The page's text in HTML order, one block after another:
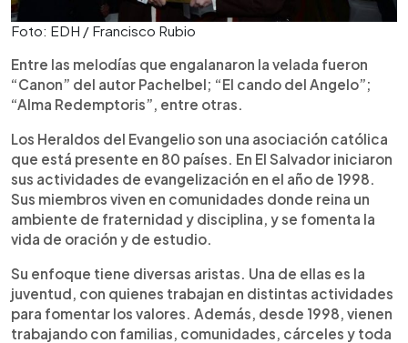
Foto: EDH / Francisco Rubio
Entre las melodías que engalanaron la velada fueron
“Canon” del autor Pachelbel; “El cando del Angelo”;
“Alma Redemptoris”, entre otras.
Los Heraldos del Evangelio son una asociación católica
que está presente en 80 países. En El Salvador iniciaron
sus actividades de evangelización en el año de 1998.
Sus miembros viven en comunidades donde reina un
ambiente de fraternidad y disciplina, y se fomenta la
vida de oración y de estudio.
Su enfoque tiene diversas aristas. Una de ellas es la
juventud, con quienes trabajan en distintas actividades
para fomentar los valores. Además, desde 1998, vienen
trabajando con familias, comunidades, cárceles y toda